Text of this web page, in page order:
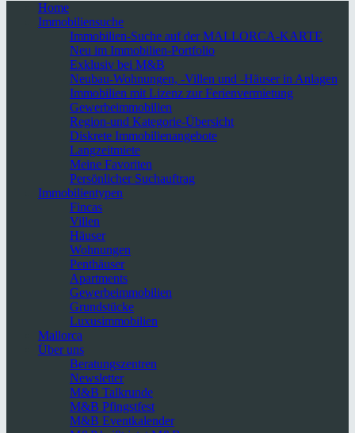
Home
Immobiliensuche
Immobilien-Suche auf der MALLORCA-KARTE
Neu im Immobilien-Portfolio
Exklusiv bei M&B
Neubau-Wohnungen, -Villen und -Häuser in Anlagen
Immobilien mit Lizenz zur Ferienvermietung
Gewerbeimmobilien
Region-und Kategorie-Übersicht
Diskrete Immobilienangebote
Langzeitmiete
Meine Favoriten
Persönlicher Suchauftrag
Immobilientypen
Fincas
Villen
Häuser
Wohnungen
Penthäuser
Apartments
Gewerbeimmobilien
Grundstücke
Luxusimmobilien
Mallorca
Über uns
Beratungszentren
Newsletter
M&B Talkrunde
M&B Pfingstfest
M&B Eventkalender